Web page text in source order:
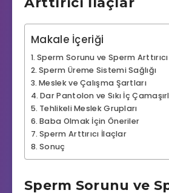
Makale İçeriği
Sperm Sorunu ve Sperm
Sperm Üreme Sistemi Sağlığı
Meslek ve Çalışma Şartları
Dar Pantolon ve Sıkı İç
Tehlikeli Meslek Grupları
Baba Olmak İçin Öneriler
Sperm Arttırıcı İlaçlar
Sonuç
Sperm Sorunu ve